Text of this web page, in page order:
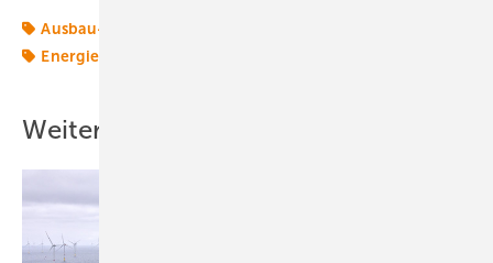
Ausbau-Ziele
Energierecht
Weitere Inhalte